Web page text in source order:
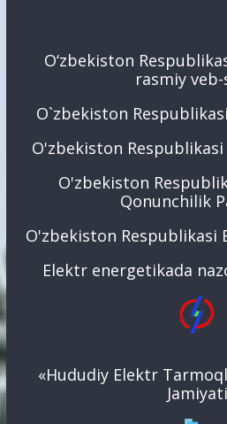
O‘zbekiston
rasmiy
O`zbekiston
O'zbekiston
O'zbekiston
Qonunchilik
O'zbekiston Respublikasi
Elektr energetikada
«Hududiy Elektr
Jamiyati